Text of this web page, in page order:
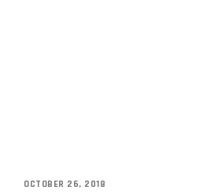
OCTOBER 26, 2018